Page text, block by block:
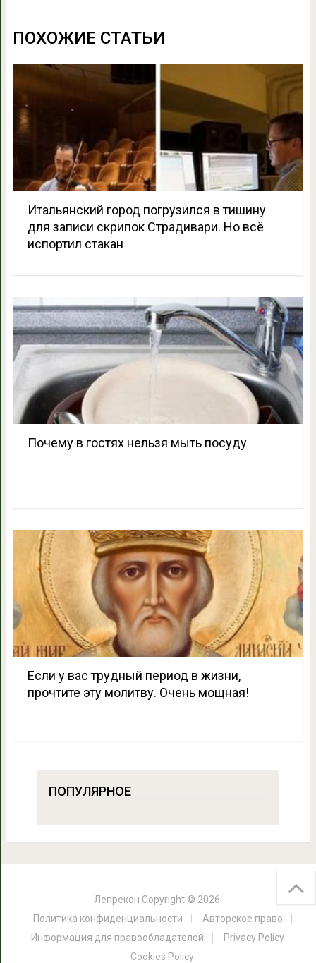
ПОХОЖИЕ СТАТЬИ
Итальянский город погрузился в тишину
для записи скрипок Страдивари. Но всё
испортил стакан
Почему в гостях нельзя мыть посуду
Если у вас трудный период в жизни,
прочтите эту молитву. Очень мощная!
ПОПУЛЯРНОЕ
Лепрекон Copyright © 2026.
Политика конфиденциальности
Авторское право
Информация для правообладателей
Privacy Policy
Cookies Policy